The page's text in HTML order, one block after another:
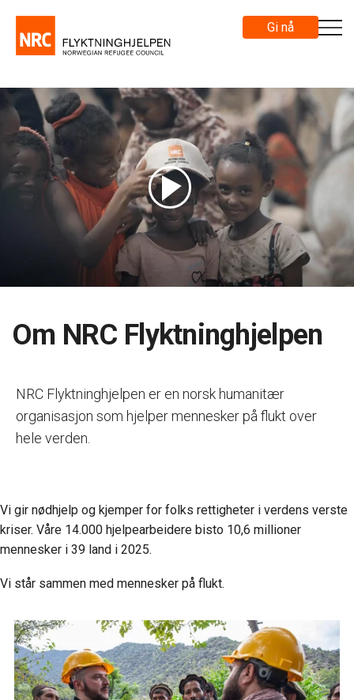
Gi nå
Om NRC Flyktninghjelpen
NRC Flyktninghjelpen er en norsk humanitær
organisasjon som hjelper mennesker på flukt over
hele verden.
Vi gir nødhjelp og kjemper for folks rettigheter i verdens verste
kriser. Våre 14.000 hjelpearbeidere bisto 10,6 millioner
mennesker i 39 land i 2025.
Vi står sammen med mennesker på flukt.